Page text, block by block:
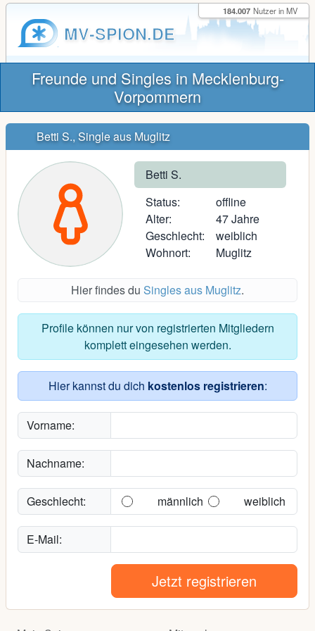
MV-SPION.DE
184.007 Nutzer in MV
Freunde und Singles in Mecklenburg-
Vorpommern
Betti S., Single aus Muglitz
Betti S.
Status:
offline
Alter:
47 Jahre
Geschlecht:
weiblich
Wohnort:
Muglitz
Hier findes du Singles aus Muglitz.
Profile können nur von registrierten Mitgliedern
komplett eingesehen werden.
Hier kannst du dich kostenlos registrieren:
Vorname:
Nachname:
Geschlecht: männlich weiblich
E-Mail:
Jetzt registrieren